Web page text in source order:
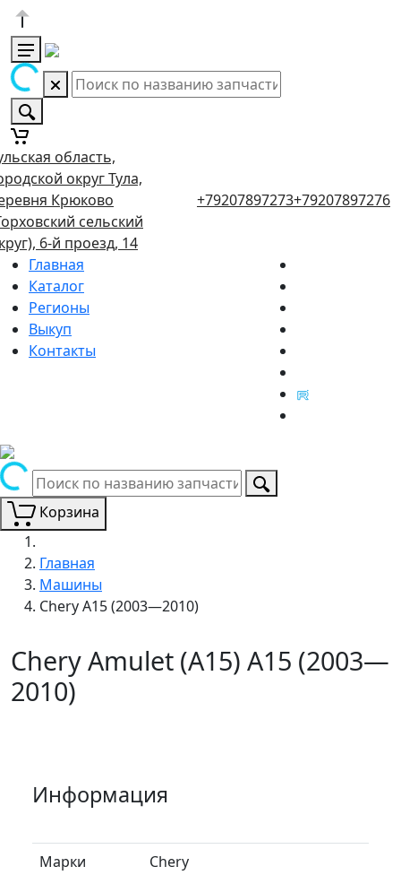
область,
округ Тула,
Крюково
сельский
6-й проезд, 14
+79207897273+79207897276
Главная
Каталог
Регионы
Выкуп
Контакты
Корзина
Главная
Машины
Chery A15 (2003—2010)
Chery Amulet (A15) A15 (2003—
2010)
Информация
Марки
Chery